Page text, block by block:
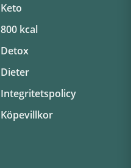
Keto
800 kcal
Detox
Dieter
Integritetspolicy
Köpevillkor